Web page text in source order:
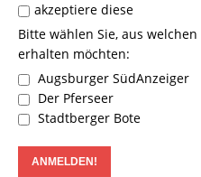
akzeptiere diese
Bitte wählen Sie, aus
erhalten möchten:
Augsburger SüdAnzeiger
Der Pferseer
Stadtberger Bote